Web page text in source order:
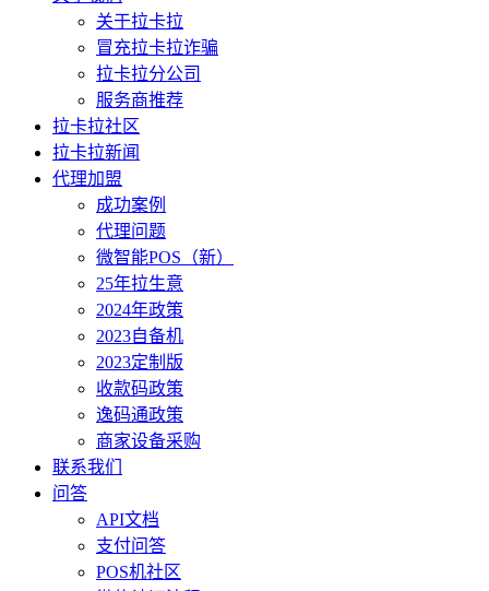
关于拉卡拉
冒充拉卡拉诈骗
拉卡拉分公司
服务商推荐
拉卡拉社区
拉卡拉新闻
代理加盟
成功案例
代理问题
微智能POS（新）
25年拉生意
2024年政策
2023自备机
2023定制版
收款码政策
逸码通政策
商家设备采购
联系我们
问答
API文档
支付问答
POS机社区